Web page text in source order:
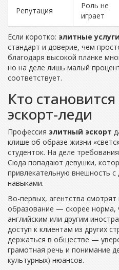
Репутация
Роль не
играет
Если коротко: элитные услуги
стандарт и доверие, чем
благодаря высокой планке
но на деле лишь малый
соответствует.
Кто
эскорт-леди
Профессия элитный эскорт
клише об образе жизни
студенток. На деле
Сюда попадают девушки,
привлекательную внешность
навыками.
Во-первых, агентства
образование — скорее норма,
английским или другим
доступ к клиентам из других
держаться в обществе —
грамотная речь и понимание
культурных) нюансов.